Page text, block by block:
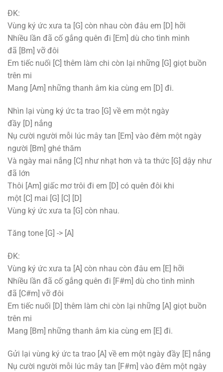
ĐK:
Vùng ký ức xưa ta [G] còn nhau còn đâu em [D] hỡi
Nhiều lần đã cố gắng quên đi [Em] dù cho tình mình
đã [Bm] vỡ đôi
Em tiếc nuối [C] thêm làm chi còn lại những [G] giọt buồn
trên mi
Mang [Am] những thanh âm kia cùng em [D] đi.
Nhìn lại vùng ký ức ta trao [G] về em một ngày
đầy [D] nắng
Nụ cười người mỗi lúc mây tan [Em] vào đêm một ngày
người [Bm] ghé thăm
Và ngày mai nắng [C] như nhạt hơn và ta thức [G] dậy như
đã lớn
Thôi [Am] giấc mơ trôi đi em [D] có quên đôi khi
một [C] mai [G] [C] [D]
Vùng ký ức xưa ta [G] còn nhau.
Tăng tone [G] -> [A]
ĐK:
Vùng ký ức xưa ta [A] còn nhau còn đâu em [E] hỡi
Nhiều lần đã cố gắng quên đi [F#m] dù cho tình mình
đã [C#m] vỡ đôi
Em tiếc nuối [D] thêm làm chi còn lại những [A] giọt buồn
trên mi
Mang [Bm] những thanh âm kia cùng em [E] đi.
Gửi lại vùng ký ức ta trao [A] về em một ngày đầy [E] nắng
Nụ cười người mỗi lúc mây tan [F#m] vào đêm một ngày